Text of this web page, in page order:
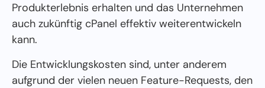
Produkterlebnis erhalten und das Unternehmen
auch zukünftig cPanel effektiv weiterentwickeln
kann.
Die Entwicklungskosten sind, unter anderem
aufgrund der vielen neuen Feature-Requests, den